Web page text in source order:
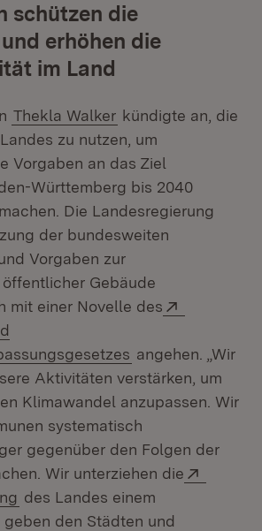
schützen die
erhöhen die
im Land
Thekla Walker kündigte an, die
zu nutzen, um
Vorgaben an das Ziel
Württemberg bis 2040
Die Landesregierung
der bundesweiten
Vorgaben zur
Gebäude
mit einer Novelle des
(Öffnet in neuem
angehen. „Wir
Aktivitäten verstärken, um
Klimawandel anzupassen. Wir
systematisch
gegenüber den Folgen der
Wir unterziehen die
(Öffnet in neuem Fenster)
des Landes einem
den Städten und